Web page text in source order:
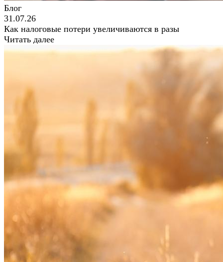
Блог
31.07.26
Как налоговые потери увеличиваются в разы
Читать далее